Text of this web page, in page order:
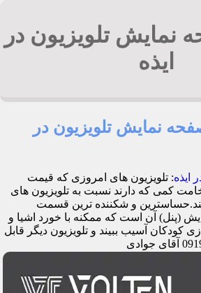
تلویزیون در
ایذه
نمایش تلویزیون در
ایذه: تلویزیون های امروزی که قیمت
کمی که دارند نسبت به تلویزیون های
و شکننده ترین قسمت
(پنل) آن است که ممکنه با خورد اشیا و
کودکان آسیب ببیند و تلویزیون دیگر قابل